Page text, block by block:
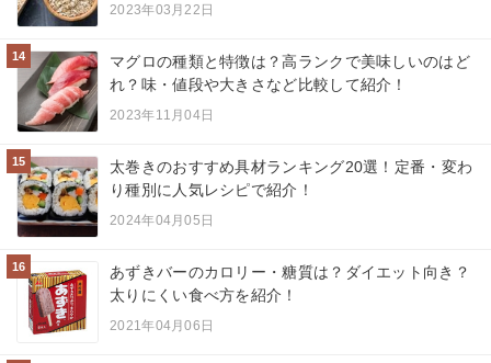
2023年03月22日
14
マグロの種類と特徴は？高ランクで美味しいのはど
れ？味・値段や大きさなど比較して紹介！
2023年11月04日
15
太巻きのおすすめ具材ランキング20選！定番・変わ
り種別に人気レシピで紹介！
2024年04月05日
16
あずきバーのカロリー・糖質は？ダイエット向き？
太りにくい食べ方を紹介！
2021年04月06日